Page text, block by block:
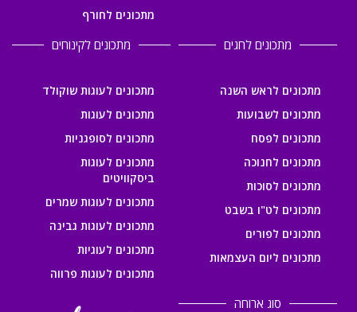
מתכונים לחורף
מתכונים לחגים
מתכונים לראש השנה
מתכונים לשבועות
מתכונים לפסח
מתכונים לחנוכה
מתכונים לסוכות
מתכונים לט"ו בשבט
מתכונים לפורים
מתכונים ליום העצמאות
מתכונים לקינוחים
מתכונים לעוגות שוקולד
מתכונים לעוגות
מתכונים לסופגניות
מתכונים לעוגות
ביסקוויטים
מתכונים לעוגות שמרים
מתכונים לעוגות גבינה
מתכונים לעוגיות
מתכונים לעוגות פרווה
סוג ארוחה